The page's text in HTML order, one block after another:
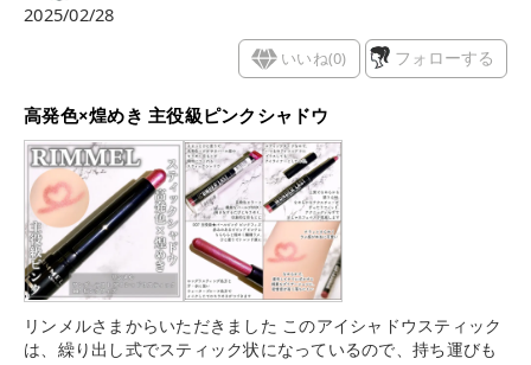
2025/02/28
いいね(0) フォローする
高発色×煌めき 主役級ピンクシャドウ
リンメルさまからいただきました このアイシャドウスティック
は、繰り出し式でスティック状になっているので、持ち運びも